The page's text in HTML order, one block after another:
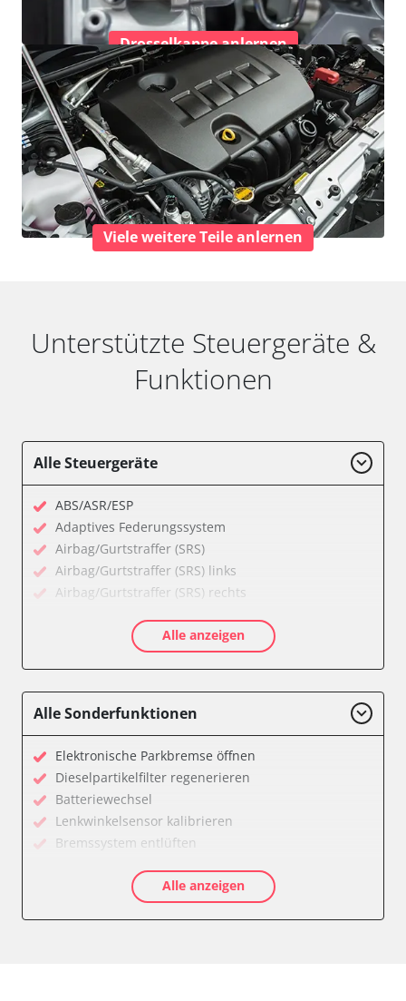
Drosselkappe anlernen
Viele weitere Teile anlernen
Unterstützte Steuergeräte &
Funktionen
Alle Steuergeräte
ABS/ASR/ESP
Adaptives Federungssystem
Airbag/Gurtstraffer (SRS)
Airbag/Gurtstraffer (SRS) links
Airbag/Gurtstraffer (SRS) rechts
Aktivlenkung
Anhängersteuergerät
Bedieneinheit Mittelkonsole
Bordcomputer
CD-Wechsler
Command
Dachbedieneinheit (DBE)
Dämpfungssystem hinten links
Dämpfungssystem hinten rechts
Dämpfungssystem vorne links
Dämpfungssystem vorne rechts
Alle anzeigen
Alle Sonderfunktionen
Elektronische Parkbremse öffnen
Dieselpartikelfilter regenerieren
Batteriewechsel
Lenkwinkelsensor kalibrieren
Bremssystem entlüften
Elektronische Parkbremse kalibrieren
Ölservicerückstellung
Alle anzeigen